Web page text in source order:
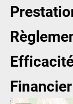
Financier